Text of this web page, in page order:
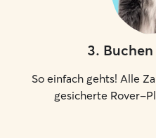
3.
So einfach gehts! Alle
gesicherte Rover-